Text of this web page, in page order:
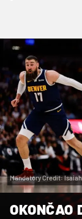
Mandatory Credit:
OKONČAO